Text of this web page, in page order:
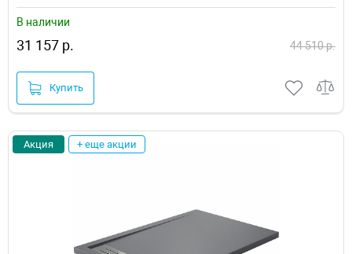
В наличии
31 157 р. 44 510 р.
Купить
Акция + еще акции